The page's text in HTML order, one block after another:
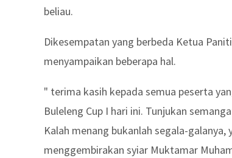
beliau.
Dikesempatan yang berbeda Ketua
menyampaikan beberapa hal.
" terima kasih kepada semua peserta
Buleleng Cup I hari ini. Tunjukan
Kalah menang bukanlah segala-
menggembirakan syiar Muktamar